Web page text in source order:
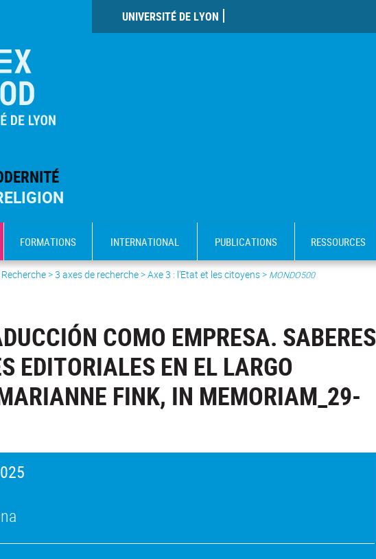
UNIVERSITÉ DE LYON
FORMATIONS INTERNATIONAL PUBLICATIONS RESSOURCES
Recherche >3 axes de recherche>Axe 3 : l’Etat et les citoyens> MONDO500
COMO EMPRESA. SABERES
EDITORIALES EN EL LARGO
FINK, IN MEMORIAM_29-